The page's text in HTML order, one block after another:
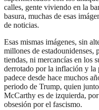
calles, gente viviendo en la
basura, muchas de esas
de noticias.
Esas mismas imágenes, sin
millones de estadounidenses,
tiendas, ni mercancías en los
derrotado por la inflación y la
padece desde hace muchos
periodo de Trump, quien
McCarthy es de izquierda,
obsesión por el fascismo.